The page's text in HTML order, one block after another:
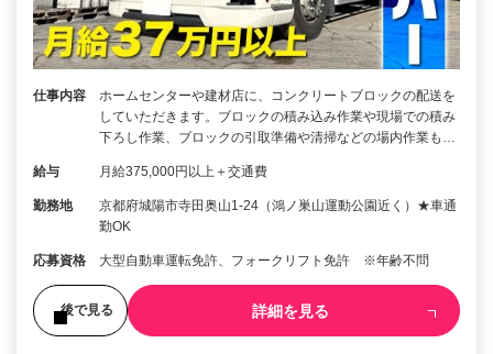
仕事内容
ホームセンターや建材店に、コンクリートブロックの配送を
していただきます。ブロックの積み込み作業や現場での積み
下ろし作業、ブロックの引取準備や清掃などの場内作業も…
給与 月給375,000円以上＋交通費
勤務地
京都府城陽市寺田奥山1-24（鴻ノ巣山運動公園近く）★車通
勤OK
応募資格 大型自動車運転免許、フォークリフト免許 ※年齢不問
後で見る 詳細を見る